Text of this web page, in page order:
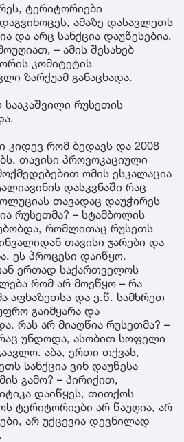
ტერიტორიები
ამაზე დასავლეთს
და არც სანქცია დაუწესებია,
– ამის შესახებ
კომიტეტის
ზარქუამ განაცხადა.
რუსეთის
კიდევ რომ ბედავს და 2008
თავისი პროვოკაციული
ომის ესკალაცია
დასკვნაში რაც
თავადაც დაუჭირეს
რუსეთმა? – სტამბოლის
რომლითაც რუსეთს
თავისი ჯარები და
ეს პროცესი დაიწყო.
ერთად საქართველოს
რომ არ მოეწყო – რა
აფხაზეთსა და ე.წ. სამხრეთ
გაიმყარა და
რას არ მიაღწია რუსეთმა? –
უნდოდა, ასობით სოფელი
აბა, ერთი თქვას,
სანქცია ვინ დაუწესა
გამო? – პირიქით,
დაიწყეს, თითქოს
ტერიტორიები არ წაუღია, არ
არ უქცევია დევნილად